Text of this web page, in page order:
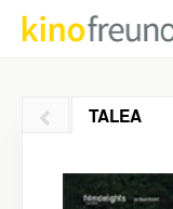
TALEA